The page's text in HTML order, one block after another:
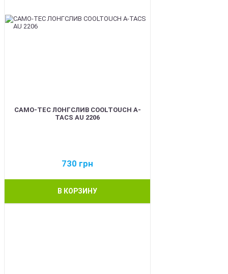
CAMO-TEC ЛОНГСЛИВ COOLTOUCH A-
TACS AU 2206
730 грн
В КОРЗИНУ